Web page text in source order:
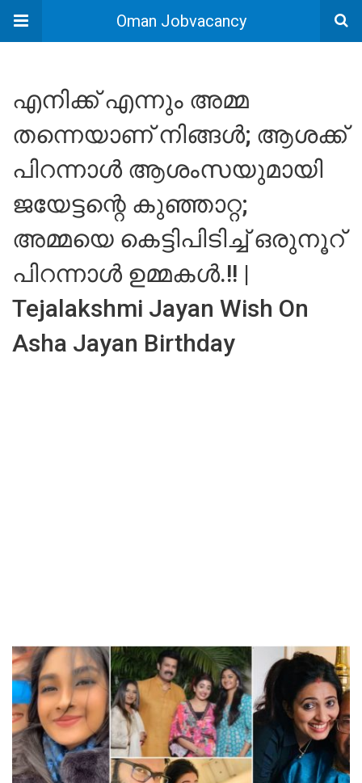
Oman Jobvacancy
എനിക്ക് എന്നും അമ്മ
തന്നെയാണ് നിങ്ങൾ; ആശക്ക്
പിറന്നാൾ ആശംസയുമായി
ജയേട്ടന്റെ കുഞ്ഞാറ്റ;
അമ്മയെ കെട്ടിപിടിച്ച് ഒരുനൂറ്
പിറന്നാൾ ഉമ്മകൾ.!! |
Tejalakshmi Jayan Wish On
Asha Jayan Birthday